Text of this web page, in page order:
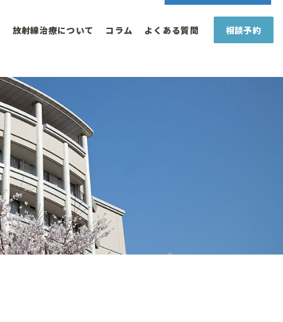
放射線治療について コラム よくある質問 相談予約